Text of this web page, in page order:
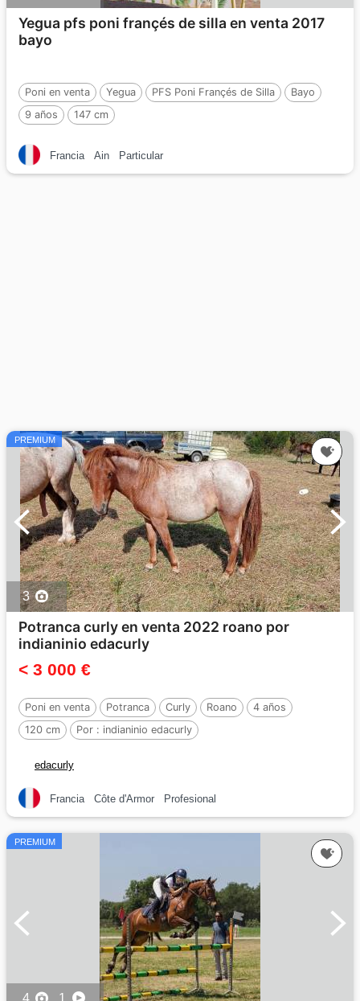
Yegua pfs poni françés de silla en venta 2017
bayo
Poni en venta Yegua PFS Poni Françés de Silla
Bayo
9 años
147 cm
Francia Ain Particular
PREMIUM
3
Potranca curly en venta 2022 roano por
indianinio edacurly
< 3 000 €
Poni en venta Potranca Curly Roano
4 años
120 cm
Por : indianinio edacurly
edacurly
Francia Côte d'Armor Profesional
PREMIUM
4 1